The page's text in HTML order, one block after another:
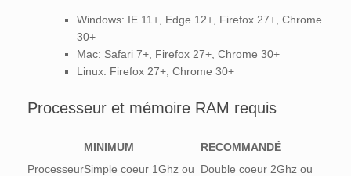
Windows: IE 11+, Edge 12+, Firefox 27+, Chrome
30+
Mac: Safari 7+, Firefox 27+, Chrome 30+
Linux: Firefox 27+, Chrome 30+
Processeur et mémoire RAM requis
MINIMUM
RECOMMANDÉ
ProcesseurSimple coeur 1Ghz ou
Double coeur 2Ghz ou